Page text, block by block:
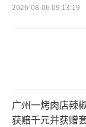
2026-08-06 09:13:19
广州一烤肉店辣
获赔千元并获赠